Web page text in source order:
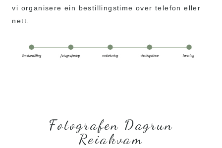
vi organisere ein bestillingstime over telefon eller
nett.
Fotografen Dagrun
Reiakvam